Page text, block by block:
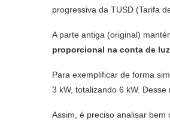
progressiva da TUSD (Tarifa
A parte antiga (original)
proporcional na conta de luz
Para exemplificar de forma
3 kW, totalizando 6 kW.
Assim, é preciso analisar bem